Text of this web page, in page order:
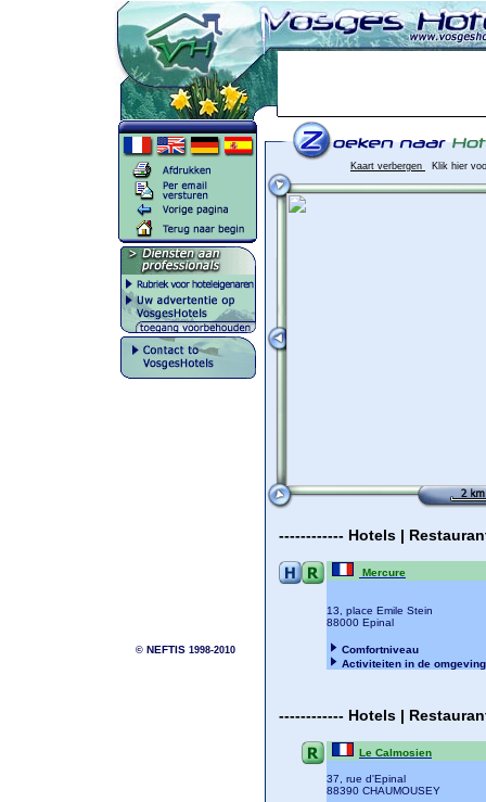
© NEFTIS1998-2010
Kaart verbergen Klik hier
------------ Hotels |
Mercure
13, place Emile Stein
88000 Epinal
Comfortniveau
Activiteiten in de omgeving
------------ Hotels |
Le Calmosien
37, rue d'Epinal
88390 CHAUMOUSEY